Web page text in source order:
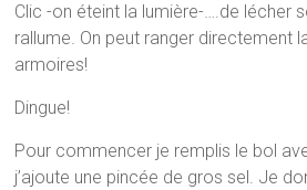
Clic -on éteint la lumière-….de lécher
rallume. On peut ranger directement
armoires!
Dingue!
Pour commencer je remplis le bol
j’ajoute une pincée de gros sel. Je